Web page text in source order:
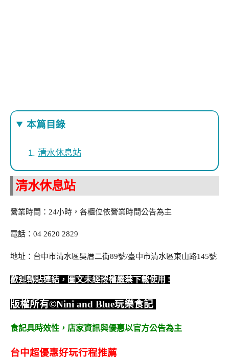
本篇目錄
清水休息站
清水休息站
營業時間：24小時，各櫃位依營業時間公告為主
電話：04 2620 2829
地址：台中市清水區吳厝二街89號/臺中市清水區東山路145號
歡迎轉貼連結，圖文未經授權嚴禁下載使用 !
版權所有©Nini and Blue玩樂食記
食記具時效性， 店家資訊與優惠以官方公告為主
台中超優惠好玩行程推薦